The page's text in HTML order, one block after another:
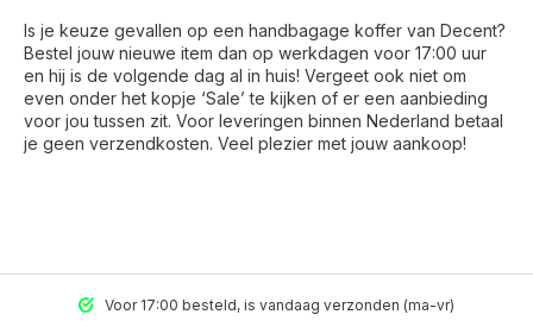
Is je keuze gevallen op een handbagage koffer van Decent?
Bestel jouw nieuwe item dan op werkdagen voor 17:00 uur
en hij is de volgende dag al in huis! Vergeet ook niet om
even onder het kopje ‘Sale’ te kijken of er een aanbieding
voor jou tussen zit. Voor leveringen binnen Nederland betaal
je geen verzendkosten. Veel plezier met jouw aankoop!
Voor 17:00 besteld, is vandaag verzonden (ma-vr)